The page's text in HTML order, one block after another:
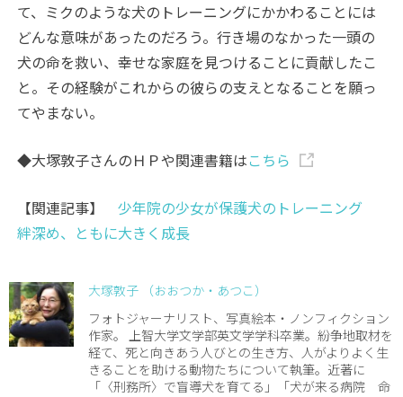
て、ミクのような犬のトレーニングにかかわることには
どんな意味があったのだろう。行き場のなかった一頭の
犬の命を救い、幸せな家庭を見つけることに貢献したこ
と。その経験がこれからの彼らの支えとなることを願っ
てやまない。
◆大塚敦子さんのＨＰや関連書籍はこちら
【関連記事】少年院の少女が保護犬のトレーニング
絆深め、ともに大きく成長
大塚敦子 （おおつか・あつこ）
フォトジャーナリスト、写真絵本・ノンフィクション
作家。 上智大学文学部英文学学科卒業。紛争地取材を
経て、死と向きあう人びとの生き方、人がよりよく生
きることを助ける動物たちについて執筆。近著に
「〈刑務所〉で盲導犬を育てる」「犬が来る病院 命